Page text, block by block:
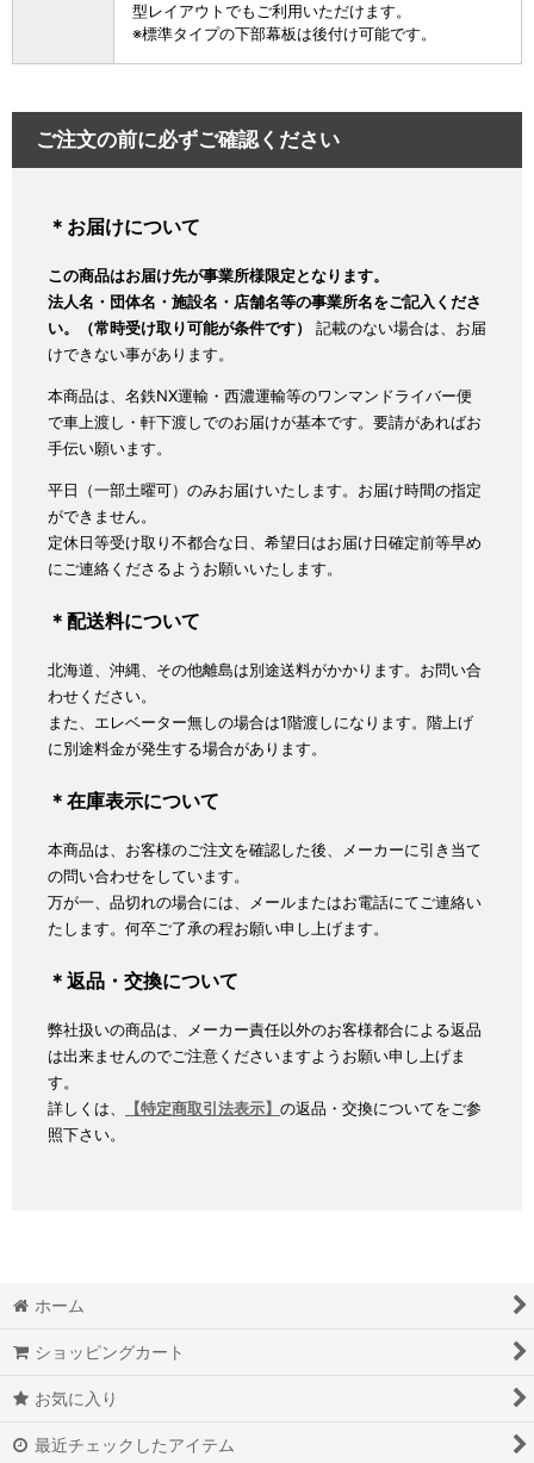
型レイアウトでもご利用いただけます。
※標準タイプの下部幕板は後付け可能です。
ご注文の前に必ずご確認ください
＊お届けについて
この商品はお届け先が事業所様限定となります。
法人名・団体名・施設名・店舗名等の事業所名をご記入くださ
い。（常時受け取り可能が条件です）
記載のない場合は、お届
けできない事があります。
本商品は、名鉄NX運輸・西濃運輸等のワンマンドライバー便
で車上渡し・軒下渡しでのお届けが基本です。要請があればお
手伝い願います。
平日（一部土曜可）のみお届けいたします。お届け時間の指定
ができません。
定休日等受け取り不都合な日、希望日はお届け日確定前等早め
にご連絡くださるようお願いいたします。
＊配送料について
北海道、沖縄、その他離島は別途送料がかかります。お問い合
わせください。
また、エレベーター無しの場合は1階渡しになります。階上げ
に別途料金が発生する場合があります。
＊在庫表示について
本商品は、お客様のご注文を確認した後、メーカーに引き当て
の問い合わせをしています。
万が一、品切れの場合には、メールまたはお電話にてご連絡い
たします。何卒ご了承の程お願い申し上げます。
＊返品・交換について
弊社扱いの商品は、メーカー責任以外のお客様都合による返品
は出来ませんのでご注意くださいますようお願い申し上げま
す。
詳しくは、
【特定商取引法表示】 の返品・交換についてをご参
照下さい。
ホーム
ショッピングカート
お気に入り
最近チェックしたアイテム